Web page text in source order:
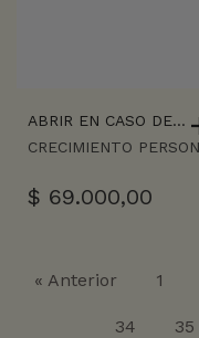
ABRIR EN CASO DE…
CRECIMIENTO
$ 69.000,00
« Anterior 1
34 35